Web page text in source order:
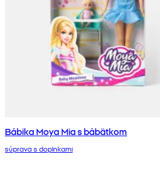
Bábika Moya Mia s bábätkom
súprava s doplnkami